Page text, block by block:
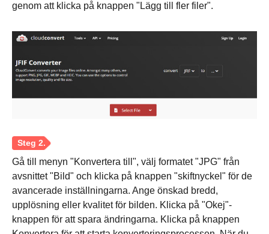
genom att klicka på knappen "Lägg till fler filer".
Gå till menyn "Konvertera till", välj formatet "JPG" från
avsnittet "Bild" och klicka på knappen "skiftnyckel" för de
avancerade inställningarna. Ange önskad bredd,
upplösning eller kvalitet för bilden. Klicka på "Okej"-
knappen för att spara ändringarna. Klicka på knappen